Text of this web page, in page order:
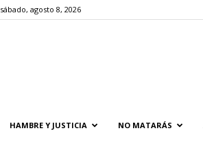
sábado, agosto 8, 2026
HAMBRE Y JUSTICIA NO MATARÁS